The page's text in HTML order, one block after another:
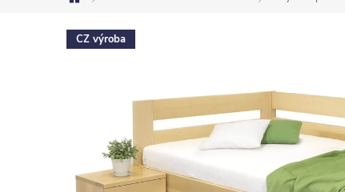
Domů
CZ výroba